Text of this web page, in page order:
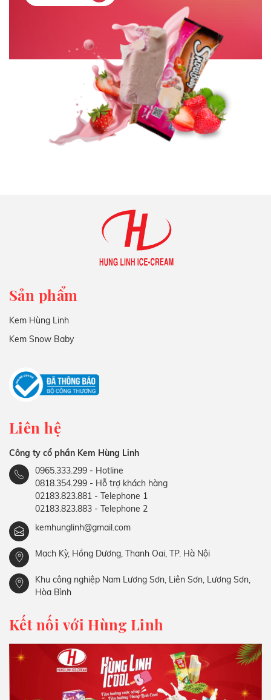
Sản phẩm
Kem Hùng Linh
Kem Snow Baby
Liên hệ
Công ty cổ phần Kem Hùng Linh
0965.333.299 - Hotline
0818.354.299 - Hỗ trợ khách hàng
02183.823.881 - Telephone 1
02183.823.883 - Telephone 2
kemhunglinh@gmail.com
Mạch Kỳ, Hồng Dương, Thanh Oai, TP. Hà Nội
Khu công nghiệp Nam Lương Sơn, Liên Sơn, Lương Sơn,
Hòa Bình
Kết nối với Hùng Linh